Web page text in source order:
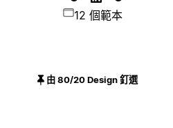
12 個範本
由 80/20 Design 釘選